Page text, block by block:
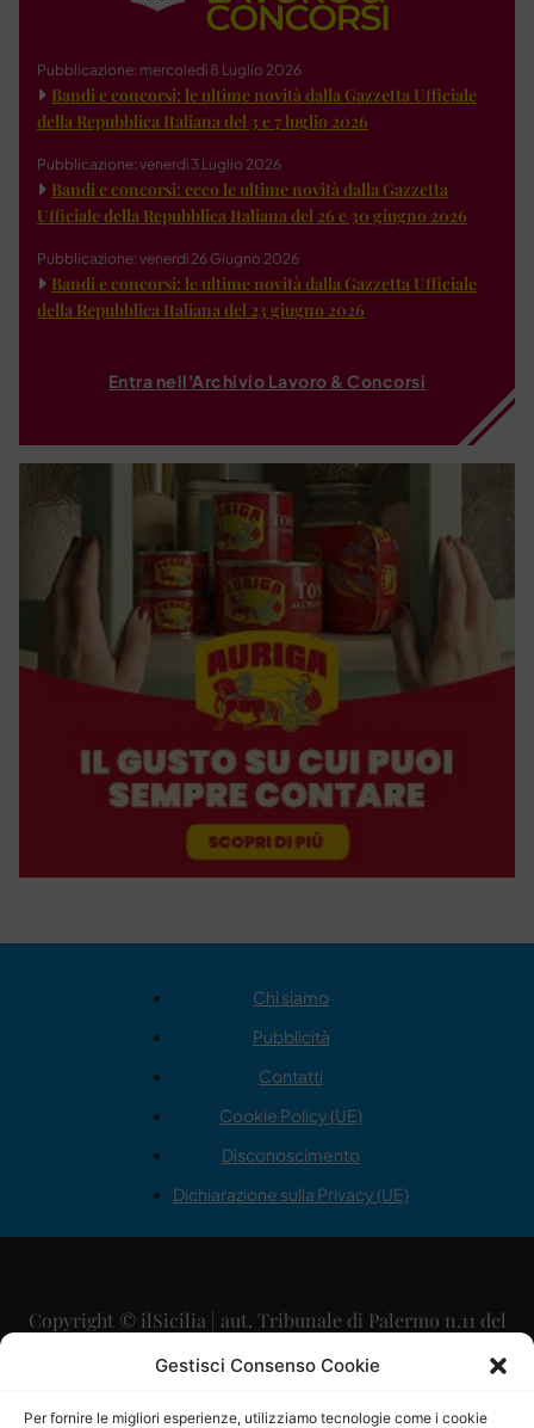
Gestisci Consenso Cookie
Per fornire le migliori esperienze, utilizziamo tecnologie come i cookie
Pubblicazione: mercoledì 8 Luglio 2026
Bandi e concorsi: le ultime novità dalla Gazzetta Ufficiale
della Repubblica Italiana del 3 e 7 luglio 2026
Pubblicazione: venerdì 3 Luglio 2026
Bandi e concorsi: ecco le ultime novità dalla Gazzetta
Ufficiale della Repubblica Italiana del 26 e 30 giugno 2026
Pubblicazione: venerdì 26 Giugno 2026
Bandi e concorsi: le ultime novità dalla Gazzetta Ufficiale
della Repubblica Italiana del 23 giugno 2026
Entra nell'Archivio Lavoro & Concorsi
Chi siamo
Pubblicità
Contatti
Cookie Policy (UE)
Disconoscimento
Dichiarazione sulla Privacy (UE)
Copyright © ilSicilia | aut. Tribunale di Palermo n.11 del
29/09/2015